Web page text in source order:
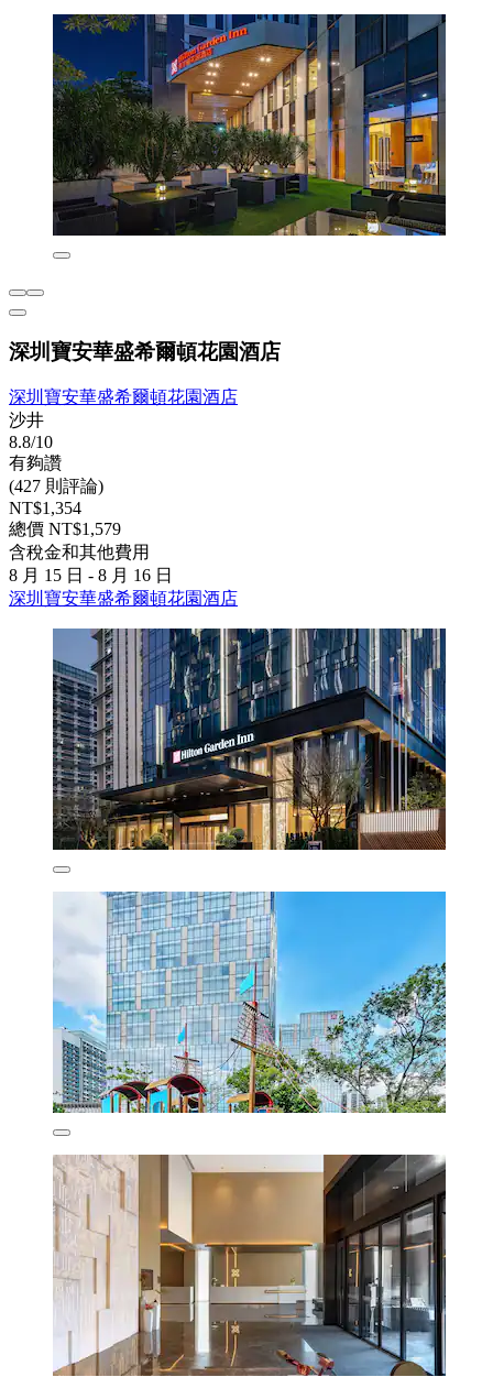
深圳寶安華盛希爾頓花園酒店
深圳寶安華盛希爾頓花園酒店
沙井
8.8/10
有夠讚
(427 則評論)
NT$1,354
總價 NT$1,579
含稅金和其他費用
8 月 15 日 - 8 月 16 日
深圳寶安華盛希爾頓花園酒店